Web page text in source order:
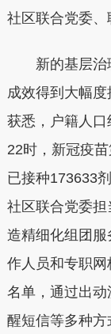
社区联合党委
新的基层治
成效得到大幅
获悉，户籍人
22时，新冠疫
已接种173633
社区联合党委
造精细化组团
作人员和专职
名单，通过出
醒短信等多种